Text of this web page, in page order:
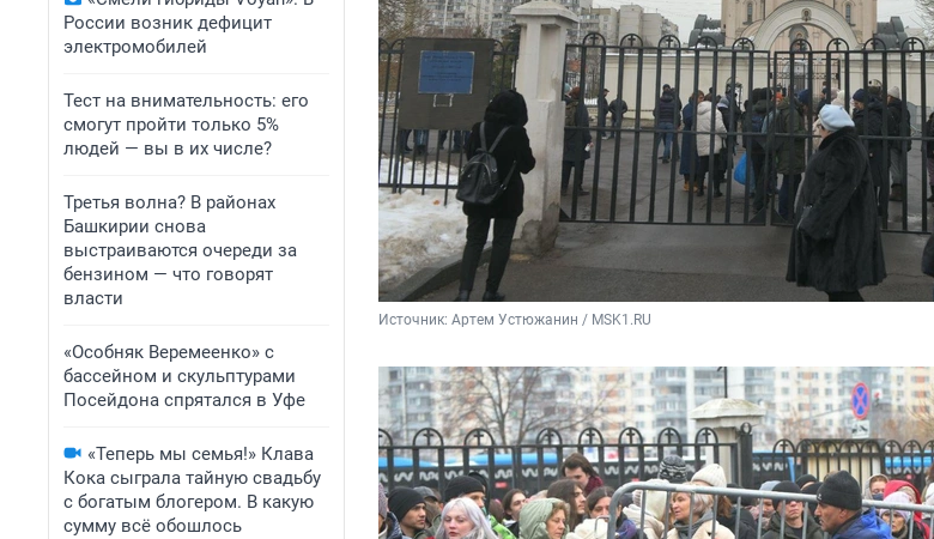
России возник дефицит
электромобилей
Тест на внимательность: его
смогут пройти только 5%
людей — вы в их числе?
Третья волна? В районах
Башкирии снова
выстраиваются очереди за
бензином — что говорят
власти
«Особняк Веремеенко» с
бассейном и скульптурами
Посейдона спрятался в Уфе
«Теперь мы семья!» Клава
Кока сыграла тайную свадьбу
с богатым блогером. В какую
сумму всё обошлось
Источник: Артем Устюжанин / MSK1.RU